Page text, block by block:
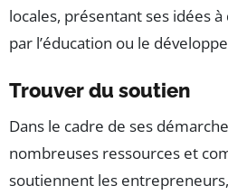
locales, présentant ses idées
par l’éducation ou le
Trouver du soutien
Dans le cadre de ses
nombreuses ressources et
soutiennent les